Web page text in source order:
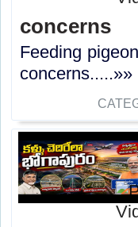
concerns
Feeding
concerns.....»»